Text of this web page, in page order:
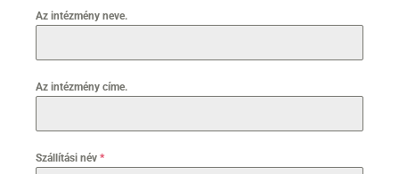
Az intézmény neve.
Az intézmény címe.
Szállítási név *